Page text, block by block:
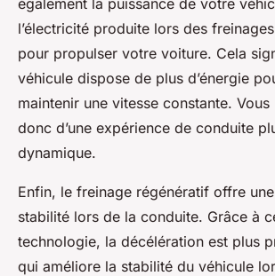
également la puissance de votre
l’électricité produite lors des
pour propulser votre voiture. Cela
véhicule dispose de plus d’énergie
maintenir une vitesse constante.
donc d’une expérience de conduite
dynamique.
Enfin, le freinage régénératif offre
stabilité lors de la conduite. Grâce à
technologie, la décélération est plus
qui améliore la stabilité du véhicule